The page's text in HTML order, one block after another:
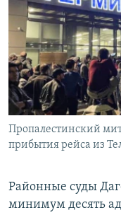
ПОДПИШИТЕСЬ
СОЦИАЛЬНЫЕ СЕТИ
Все сайты РСЕ/
Пропалестинский
прибытия рейса из
Районные суды
минимум десять